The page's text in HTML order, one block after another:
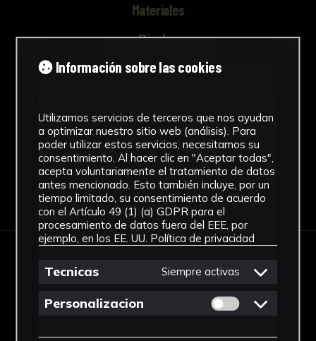
Materiales
Piedra
Ubicación
Ver más
Descargar Ficha
IMÁGENES
Información sobre las cookies
Utilizamos servicios de terceros que nos ayudan
a optimizar nuestro sitio web (análisis). Para
poder utilizar estos servicios, necesitamos su
consentimiento. Al hacer clic en "Aceptar todas",
acepta voluntariamente el tratamiento de datos
antes mencionado. Esto también incluye, por un
tiempo limitado, su consentimiento de acuerdo
con el Artículo 49 (1) (a) GDPR para el
procesamiento de datos fuera del EEE, por
ejemplo, en los EE. UU. Política de privacidad
Tecnicas Siempre activas
Personalizacion Permitir cookies